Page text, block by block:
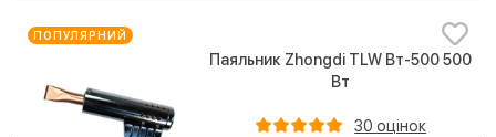
ПОПУЛЯРНИЙ
Паяльник Zhongdi TLW Вт-500 500
Вт
30 оцінок